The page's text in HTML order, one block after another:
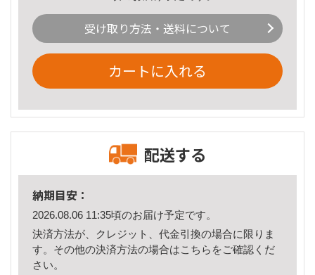
受け取り方法・送料について
カートに入れる
配送する
納期目安：
2026.08.06 11:35頃のお届け予定です。
決済方法が、クレジット、代金引換の場合に限りま
す。その他の決済方法の場合はこちら をご確認くだ
さい。